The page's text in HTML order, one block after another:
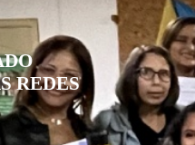
REDES